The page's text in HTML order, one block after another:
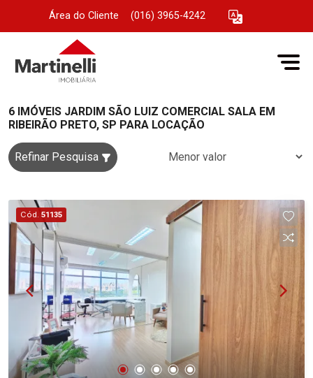
Área do Cliente (016) 3965-4242
6 IMÓVEIS JARDIM SÃO LUIZ COMERCIAL SALA EM
RIBEIRÃO PRETO, SP PARA LOCAÇÃO
Refinar Pesquisa
Cód. 51135